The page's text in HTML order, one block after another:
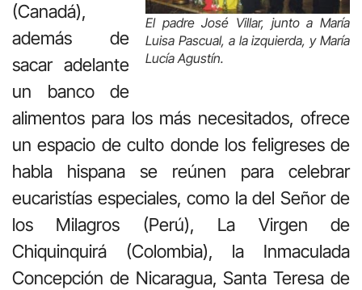
El padre José Villar, junto a María
Luisa Pascual, a la izquierda, y María
Lucía Agustín.
(Canadá),
además de
sacar adelante
un banco de
alimentos para los más necesitados, ofrece
un espacio de culto donde los feligreses de
habla hispana se reúnen para celebrar
eucaristías especiales, como la del Señor de
los Milagros (Perú), La Virgen de
Chiquinquirá (Colombia), la Inmaculada
Concepción de Nicaragua, Santa Teresa de